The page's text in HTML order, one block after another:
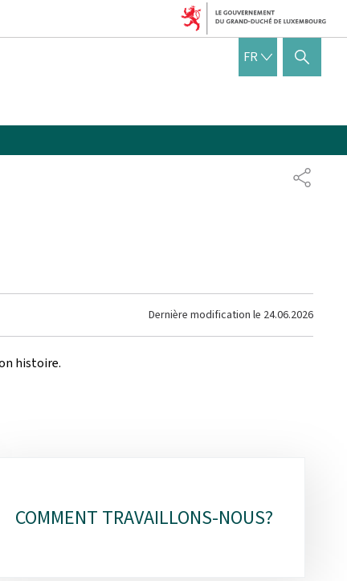
FR FRANÇAIS
AFFICHER / MASQUER
Dernière modification le 24.06.2026
histoire.
COMMENT TRAVAILLONS-NOUS?